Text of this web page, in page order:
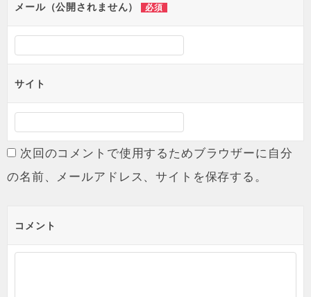
メール（公開されません） 必須
サイト
次回のコメントで使用するためブラウザーに自分
の名前、メールアドレス、サイトを保存する。
コメント